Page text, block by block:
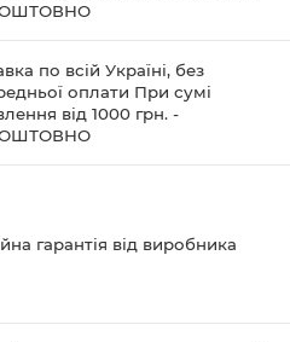
по всій Україні, без
оплати При сумі
від 1000 грн. -
гарантія від виробника